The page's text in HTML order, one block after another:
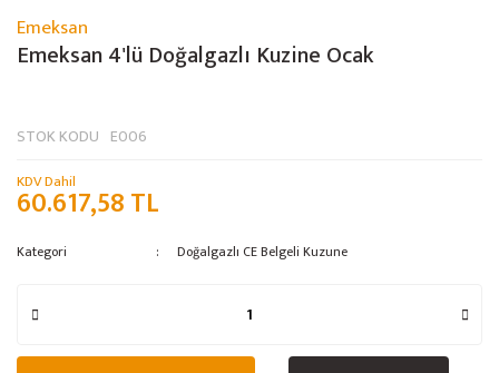
Emeksan
Emeksan 4'lü Doğalgazlı Kuzine Ocak
STOK KODU E006
KDV Dahil
60.617,58 TL
Kategori Doğalgazlı CE Belgeli Kuzune